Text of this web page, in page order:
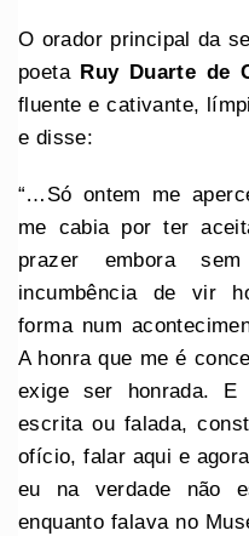
O orador principal da
poeta Ruy Duarte de
fluente e cativante,
e disse:
“…Só ontem me
me cabia por ter
prazer embora
incumbência de vir
forma num
A honra que me é
exige ser honrada.
escrita ou falada,
ofício, falar aqui e
eu na verdade não
enquanto falava no